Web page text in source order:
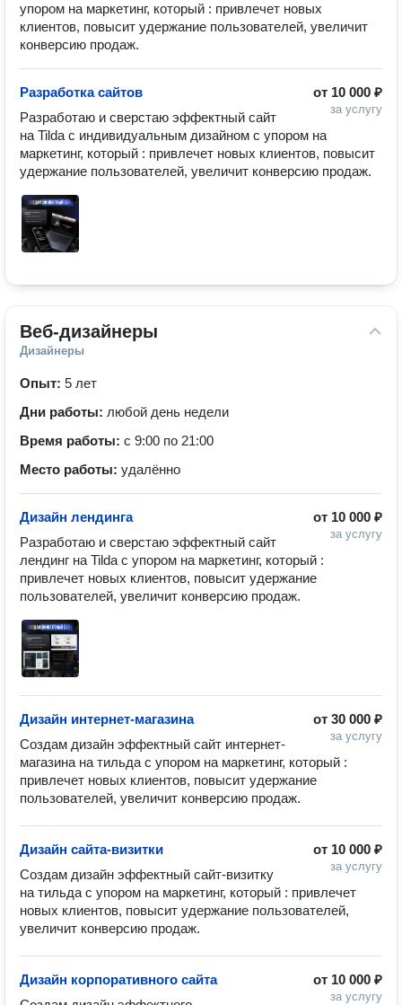
упором на маркетинг, который : привлечет новых
клиентов, повысит удержание пользователей, увеличит
конверсию продаж.
от 10 000 ₽
за услугу
Разработка сайтов
Разработаю и сверстаю эффектный сайт
на Tilda с индивидуальным дизайном с упором на
маркетинг, который : привлечет новых клиентов, повысит
удержание пользователей, увеличит конверсию продаж.
Веб-дизайнеры
Дизайнеры
Опыт: 5 лет
Дни работы: любой день недели
Время работы: с 9:00 по 21:00
Место работы: удалённо
от 10 000 ₽
за услугу
Дизайн лендинга
Разработаю и сверстаю эффектный сайт
лендинг на Tilda с упором на маркетинг, который :
привлечет новых клиентов, повысит удержание
пользователей, увеличит конверсию продаж.
от 30 000 ₽
за услугу
Дизайн интернет-магазина
Создам дизайн эффектный сайт интернет-
магазина на тильда с упором на маркетинг, который :
привлечет новых клиентов, повысит удержание
пользователей, увеличит конверсию продаж.
от 10 000 ₽
за услугу
Дизайн сайта-визитки
Создам дизайн эффектный сайт-визитку
на тильда с упором на маркетинг, который : привлечет
новых клиентов, повысит удержание пользователей,
увеличит конверсию продаж.
от 10 000 ₽
за услугу
Дизайн корпоративного сайта